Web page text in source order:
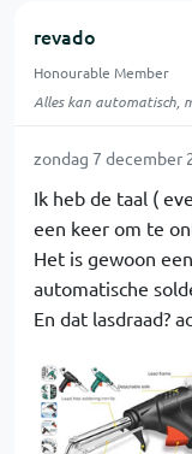
revado
Honourable Member
Alles kan automatisch,
zondag 7 december
Ik heb de taal (
een keer om te
Het is gewoon
automatische
En dat lasdraad?